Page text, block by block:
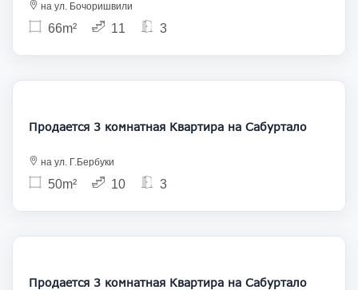
на ул. Бочоришвили
66m² 11 3
137 000
Продается 3 комнатная Квартира на Сабуртало
на ул. Г.Бербуки
50m² 10 3
155 000
Продается 3 комнатная Квартира на Сабуртало